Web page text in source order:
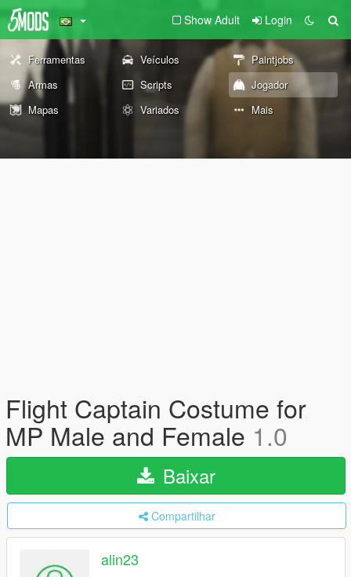
Show Adult Login
Ferramentas Veículos
Paintjobs
Armas
Scripts
Jogador
Mapas
Variados Mais
Flight Captain Costume for
MP Male and Female 1.0
Baixar
Compartilhar
alin23